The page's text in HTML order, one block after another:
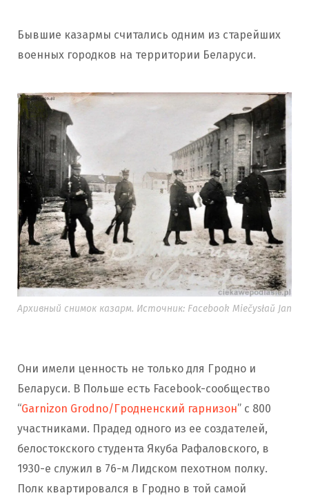
Бывшие казармы считались одним из старейших
военных городков на территории Беларуси.
Архивный снимок казарм. Источник: Facebook Miečysłaŭ Jan
Они имели ценность не только для Гродно и
Беларуси. В Польше есть Facebook-сообщество
“Garnizon Grodno/Гродненский гарнизон” с 800
участниками. Прадед одного из ее создателей,
белостокского студента Якуба Рафаловского, в
1930-е служил в 76-м Лидском пехотном полку.
Полк квартировался в Гродно в той самой